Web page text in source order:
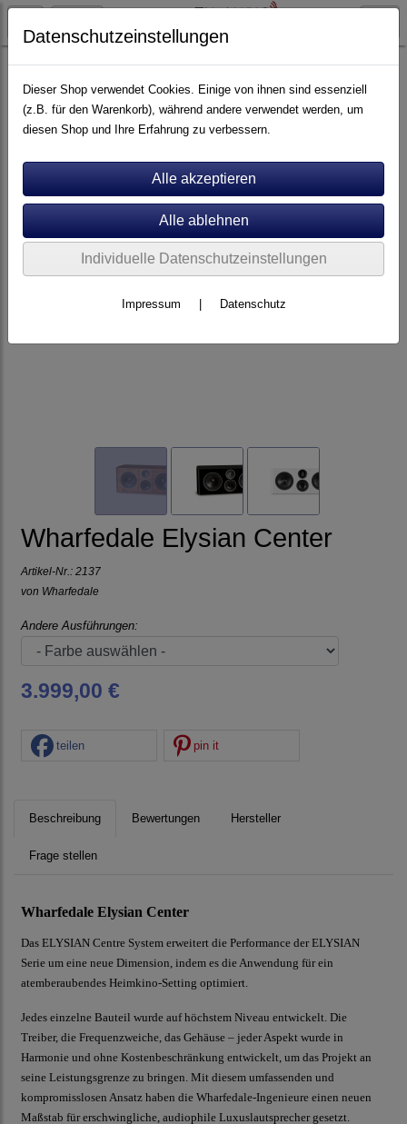
Lautsprecher Centerlautsprecher
Wharfedale Elysian Center
Artikel-Nr.: 2137
von Wharfedale
Andere Ausführungen:
3.999,00 €
teilen pin it
Beschreibung Bewertungen Hersteller
Frage stellen
Wharfedale Elysian Center
Das ELYSIAN Centre System erweitert die Performance der ELYSIAN
Serie um eine neue Dimension, indem es die Anwendung für ein
atemberaubendes Heimkino-Setting optimiert.
Jedes einzelne Bauteil wurde auf höchstem Niveau entwickelt. Die
Treiber, die Frequenzweiche, das Gehäuse – jeder Aspekt wurde in
Harmonie und ohne Kostenbeschränkung entwickelt, um das Projekt an
seine Leistungsgrenze zu bringen. Mit diesem umfassenden und
kompromisslosen Ansatz haben die Wharfedale-Ingenieure einen neuen
Maßstab für erschwingliche, audiophile Luxuslautsprecher gesetzt.
Datenschutzeinstellungen
Dieser Shop verwendet Cookies. Einige von ihnen sind essenziell
(z.B. für den Warenkorb), während andere verwendet werden, um
diesen Shop und Ihre Erfahrung zu verbessern.
Individuelle Datenschutzeinstellungen
Impressum Datenschutz